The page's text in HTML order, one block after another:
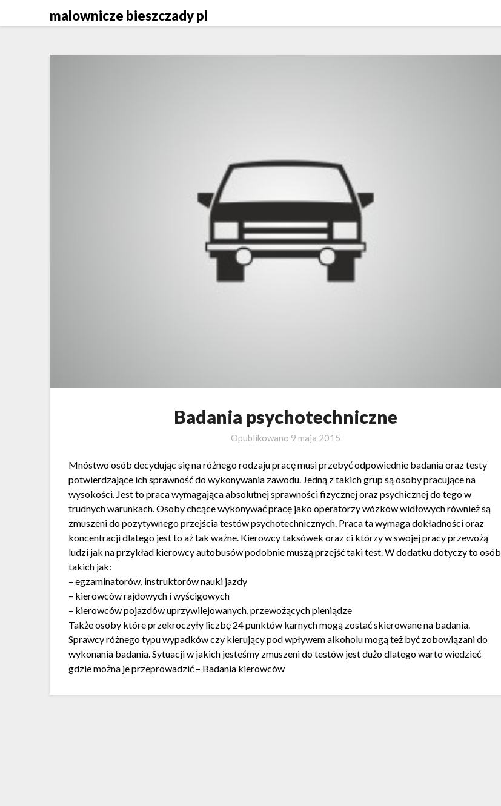
malownicze bieszczady pl
Badania psychotechniczne
Opublikowano 9 maja 2015
Mnóstwo osób decydując się na różnego rodzaju pracę musi przebyć odpowiednie badania oraz testy
potwierdzające ich sprawność do wykonywania zawodu. Jedną z takich grup są osoby pracujące na
wysokości. Jest to praca wymagająca absolutnej sprawności fizycznej oraz psychicznej do tego w
trudnych warunkach. Osoby chcące wykonywać pracę jako operatorzy wózków widłowych również są
zmuszeni do pozytywnego przejścia testów psychotechnicznych. Praca ta wymaga dokładności oraz
koncentracji dlatego jest to aż tak ważne. Kierowcy taksówek oraz ci którzy w swojej pracy przewożą
ludzi jak na przykład kierowcy autobusów podobnie muszą przejść taki test. W dodatku dotyczy to osób
takich jak:
– egzaminatorów, instruktorów nauki jazdy
– kierowców rajdowych i wyścigowych
– kierowców pojazdów uprzywilejowanych, przewożących pieniądze
Także osoby które przekroczyły liczbę 24 punktów karnych mogą zostać skierowane na badania.
Sprawcy różnego typu wypadków czy kierujący pod wpływem alkoholu mogą też być zobowiązani do
wykonania badania. Sytuacji w jakich jesteśmy zmuszeni do testów jest dużo dlatego warto wiedzieć
gdzie można je przeprowadzić – Badania kierowców